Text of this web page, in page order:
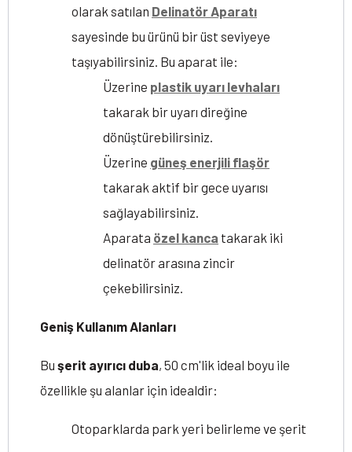
olarak satılan Delinatör Aparatı
sayesinde bu ürünü bir üst seviyeye
taşıyabilirsiniz. Bu aparat ile:
Üzerine plastik uyarı levhaları
takarak bir uyarı direğine
dönüştürebilirsiniz.
Üzerine güneş enerjili flaşör
takarak aktif bir gece uyarısı
sağlayabilirsiniz.
Aparata özel kanca takarak iki
delinatör arasına zincir
çekebilirsiniz.
Geniş Kullanım Alanları
Bu şerit ayırıcı duba, 50 cm'lik ideal boyu ile
özellikle şu alanlar için idealdir:
Otoparklarda park yeri belirleme ve şerit